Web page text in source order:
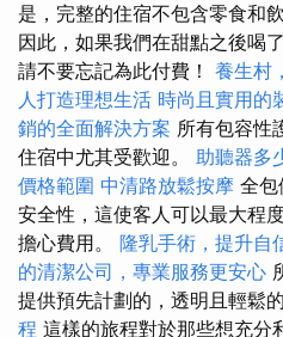
是，完整的住宿不包含零食和
因此，如果我們在甜點之後喝
請不要忘記為此付費！ 養生村
人打造理想生活 時尚且實用的
銷的全面解決方案 所有包容性
住宿中尤其受歡迎。 助聽器多
價格範圍 中清路放鬆按摩 全包
安全性，這使客人可以最大程
擔心費用。 隆乳手術，提升自
的清潔公司，專業服務更安心
提供預先計劃的，透明且輕鬆
程 這樣的旅程對於那些想充分